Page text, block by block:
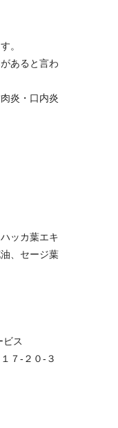
。
あると言わ
炎・口内炎
ッカ葉エキ
、セージ葉
ス
-２０-３